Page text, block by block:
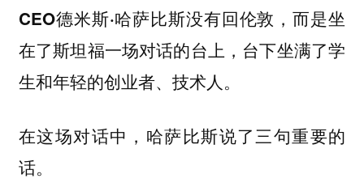
CEO德米斯·哈萨比斯没有回伦敦，而是坐
在了斯坦福一场对话的台上，台下坐满了学
生和年轻的创业者、技术人。
在这场对话中，哈萨比斯说了三句重要的
话。